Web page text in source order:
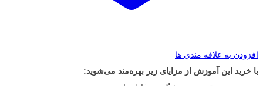
افزودن به علاقه مندی ها
با خرید این آموزش از مزایای زیر بهره‌مند می‌شوید: